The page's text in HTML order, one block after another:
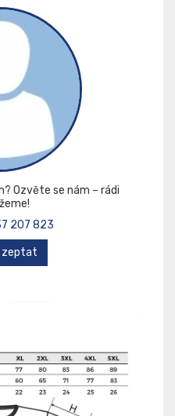
Ozvěte se nám – rádi
207 823
zeptat